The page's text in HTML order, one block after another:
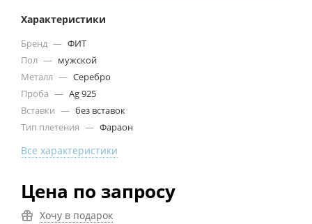
Характеристики
Бренд — ФИТ
Пол — мужской
Металл — Серебро
Проба — Ag 925
Вставки — без вставок
Тип плетения — Фараон
Все характеристики
Цена по запросу
Хочу в подарок